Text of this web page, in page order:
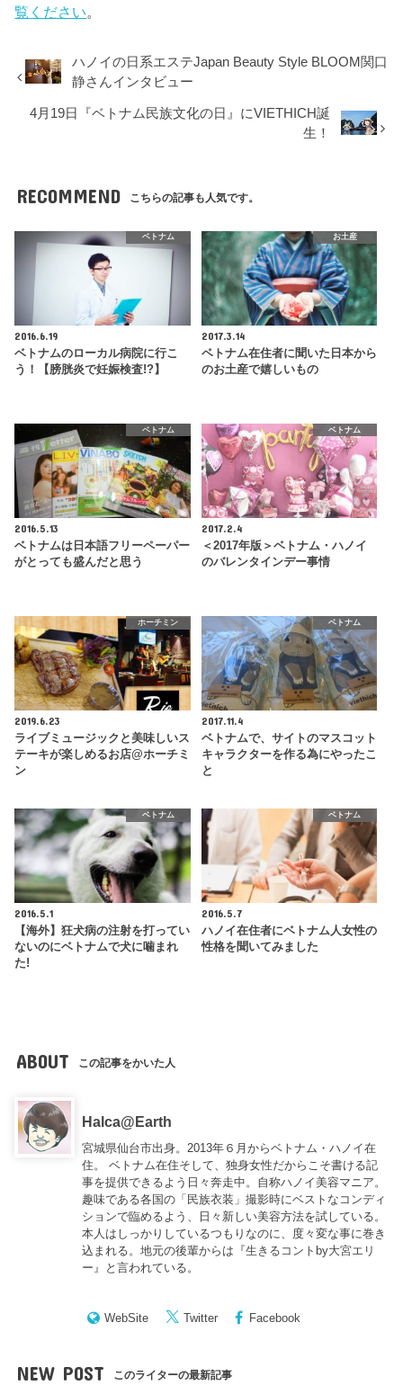
覧ください。
ハノイの日系エステJapan Beauty Style BLOOM関口
静さんインタビュー
4月19日『ベトナム民族文化の日』にVIETHICH誕
生！
RECOMMEND こちらの記事も人気です。
ベトナム
2016.6.19
ベトナムのローカル病院に行こ
う！【膀胱炎で妊娠検査!?】
お土産
2017.3.14
ベトナム在住者に聞いた日本から
のお土産で嬉しいもの
ベトナム
2016.5.13
ベトナムは日本語フリーペーパー
がとっても盛んだと思う
ベトナム
2017.2.4
＜2017年版＞ベトナム・ハノイ
のバレンタインデー事情
ホーチミン
2019.6.23
ライブミュージックと美味しいス
テーキが楽しめるお店@ホーチミ
ン
ベトナム
2017.11.4
ベトナムで、サイトのマスコット
キャラクターを作る為にやったこ
と
ベトナム
2016.5.1
【海外】狂犬病の注射を打ってい
ないのにベトナムで犬に噛まれ
た!
ベトナム
2016.5.7
ハノイ在住者にベトナム人女性の
性格を聞いてみました
ABOUT この記事をかいた人
Halca@Earth
宮城県仙台市出身。2013年６月からベトナム・ハノイ在
住。 ベトナム在住そして、独身女性だからこそ書ける記
事を提供できるよう日々奔走中。自称ハノイ美容マニア。
趣味である各国の「民族衣装」撮影時にベストなコンディ
ションで臨めるよう、日々新しい美容方法を試している。
本人はしっかりしているつもりなのに、度々変な事に巻き
込まれる。地元の後輩からは『生きるコントby大宮エリ
ー』と言われている。
WebSite Twitter Facebook
NEW POST このライターの最新記事